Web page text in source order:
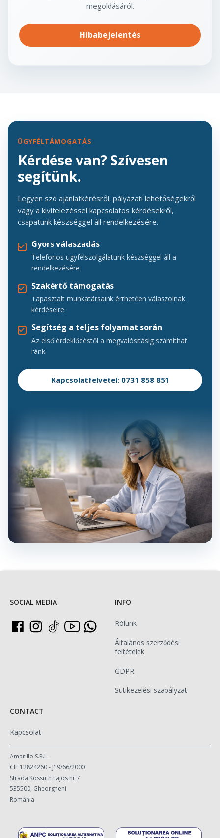
megoldásáról.
Hibabejelentés
ÜGYFÉLTÁMOGATÁS
Kérdése van? Szívesen
segítünk.
Legyen szó ajánlatkérésről, pályázati lehetőségekről
vagy a kivitelezéssel kapcsolatos kérdésekről,
csapatunk készséggel áll rendelkezésére.
Gyors válaszadás
Telefonos ügyfélszolgálatunk készséggel áll a
rendelkezésére.
Szakértő támogatás
Tapasztalt munkatársaink érthetően válaszolnak
kérdéseire.
Segítség a teljes folyamat során
Az első érdeklődéstől a megvalósításig számíthat
ránk.
Kapcsolatfelvétel: 0731 858 851
SOCIAL MEDIA INFO
Rólunk
Általános szerződési
feltételek
GDPR
Sütikezelési szabályzat
CONTACT
Kapcsolat
Amarillo S.R.L.
CIF 12824260 - J19/66/2000
Strada Kossuth Lajos nr 7
535500, Gheorgheni
România